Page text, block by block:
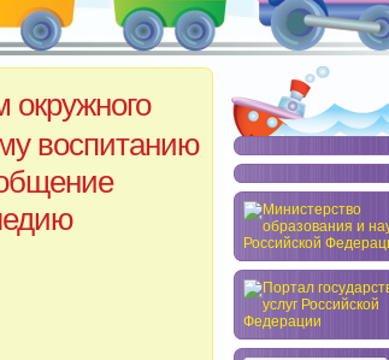
окружного
воспитанию